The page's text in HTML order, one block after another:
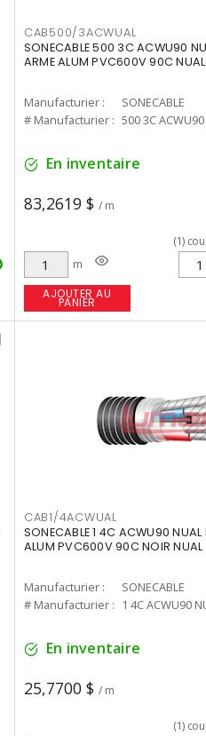
CAB500/3ACWUAL
SONECABLE 500 3C ACWU90
ARME ALUM PVC600V 90C NUAL
Manufacturier :
SONECABLE
# Manufacturier : 500 3C
En inventaire
83,2619 $ / m
m
(1)
AJOUTER AU
PANIER
CAB1/4ACWUAL
SONECABLE 1 4C ACWU90 NUAL
ALUM PVC600V 90C NOIR NUAL
Manufacturier :
SONECABLE
# Manufacturier :
1 4C ACWU90
En inventaire
25,7700 $ / m
(1)